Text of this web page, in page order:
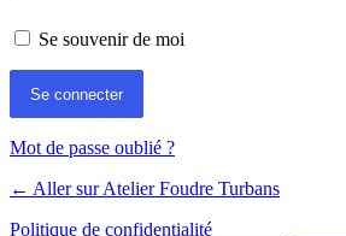
Se souvenir de moi
Mot de passe oublié ?
← Aller sur Atelier Foudre Turbans
Politique de confidentialité